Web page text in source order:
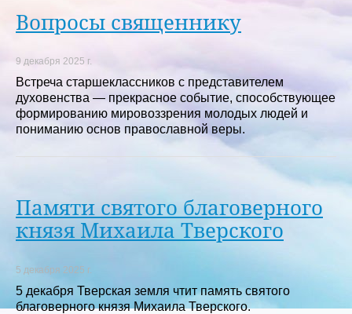
Вопросы священнику
9 декабря 2025 г.
Встреча старшеклассников с представителем
духовенства — прекрасное событие, способствующее
формированию мировоззрения молодых людей и
пониманию основ православной веры.
Памяти святого благоверного
князя Михаила Тверского
5 декабря 2025 г.
5 декабря Тверская земля чтит память святого
благоверного князя Михаила Тверского.